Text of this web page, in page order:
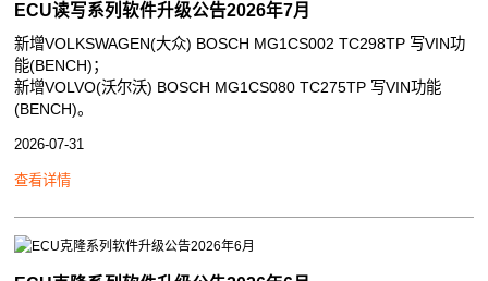
ECU读写系列软件升级公告2026年7月
新增VOLKSWAGEN(大众) BOSCH MG1CS002 TC298TP 写VIN功
能(BENCH)；
新增VOLVO(沃尔沃) BOSCH MG1CS080 TC275TP 写VIN功能
(BENCH)。
2026-07-31
查看详情